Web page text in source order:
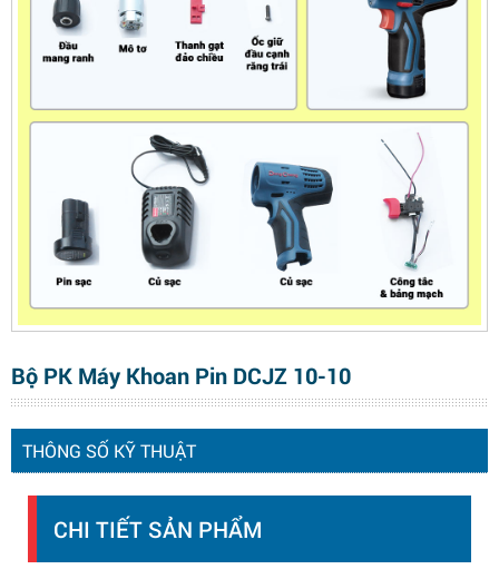
Bộ PK Máy Khoan Pin DCJZ 10-10
THÔNG SỐ KỸ THUẬT
CHI TIẾT SẢN PHẨM